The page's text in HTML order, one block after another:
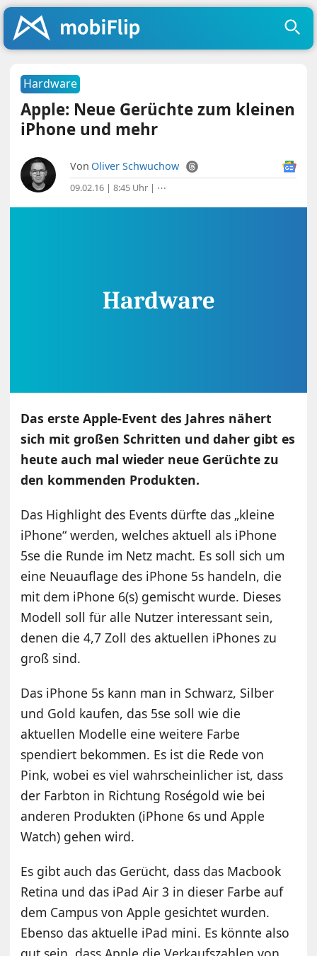
Hardware
Apple: Neue Gerüchte zum kleinen
iPhone und mehr
Von Oliver Schwuchow
09.02.16 | 8:45 Uhr | ⋯
Das erste Apple-Event des Jahres nähert
sich mit großen Schritten und daher gibt es
heute auch mal wieder neue Gerüchte zu
den kommenden Produkten.
Das Highlight des Events dürfte das „kleine
iPhone“ werden, welches aktuell als iPhone
5se die Runde im Netz macht. Es soll sich um
eine Neuauflage des iPhone 5s handeln, die
mit dem iPhone 6(s) gemischt wurde. Dieses
Modell soll für alle Nutzer interessant sein,
denen die 4,7 Zoll des aktuellen iPhones zu
groß sind.
Das iPhone 5s kann man in Schwarz, Silber
und Gold kaufen, das 5se soll wie die
aktuellen Modelle eine weitere Farbe
spendiert bekommen. Es ist die Rede von
Pink, wobei es viel wahrscheinlicher ist, dass
der Farbton in Richtung Roségold wie bei
anderen Produkten (iPhone 6s und Apple
Watch) gehen wird.
Es gibt auch das Gerücht, dass das Macbook
Retina und das iPad Air 3 in dieser Farbe auf
dem Campus von Apple gesichtet wurden.
Ebenso das aktuelle iPad mini. Es könnte also